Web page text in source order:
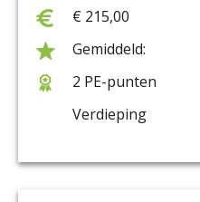
€ 215,00
2 PE-punten
Verdieping